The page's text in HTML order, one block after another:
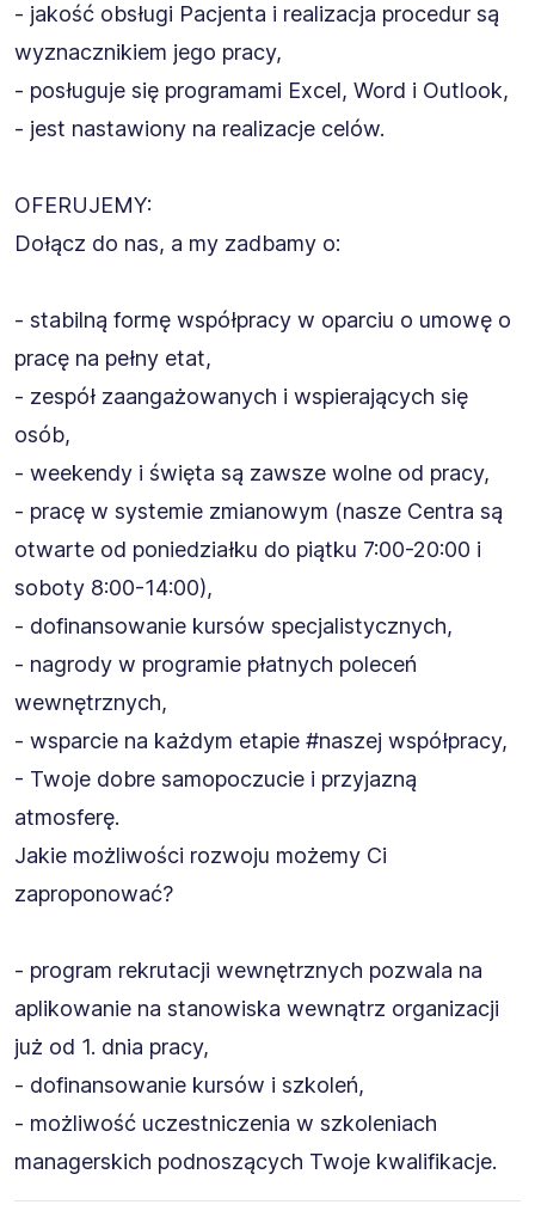
- jakość obsługi Pacjenta i realizacja procedur są
wyznacznikiem jego pracy,
- posługuje się programami Excel, Word i Outlook,
- jest nastawiony na realizacje celów.
OFERUJEMY:
Dołącz do nas, a my zadbamy o:
- stabilną formę współpracy w oparciu o umowę o
pracę na pełny etat,
- zespół zaangażowanych i wspierających się
osób,
- weekendy i święta są zawsze wolne od pracy,
- pracę w systemie zmianowym (nasze Centra są
otwarte od poniedziałku do piątku 7:00-20:00 i
soboty 8:00-14:00),
- dofinansowanie kursów specjalistycznych,
- nagrody w programie płatnych poleceń
wewnętrznych,
- wsparcie na każdym etapie #naszej współpracy,
- Twoje dobre samopoczucie i przyjazną
atmosferę.
Jakie możliwości rozwoju możemy Ci
zaproponować?
- program rekrutacji wewnętrznych pozwala na
aplikowanie na stanowiska wewnątrz organizacji
już od 1. dnia pracy,
- dofinansowanie kursów i szkoleń,
- możliwość uczestniczenia w szkoleniach
managerskich podnoszących Twoje kwalifikacje.